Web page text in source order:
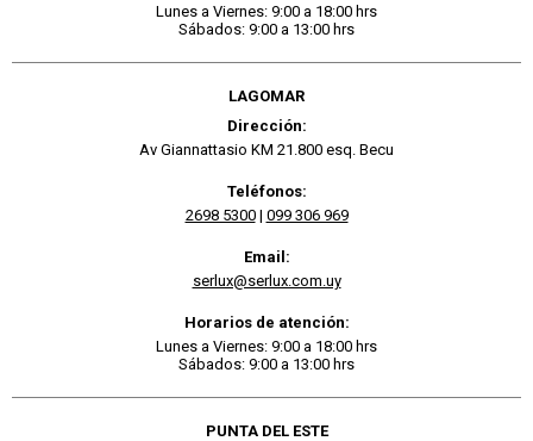
Lunes a Viernes: 9:00 a 18:00 hrs
Sábados: 9:00 a 13:00 hrs
LAGOMAR
Dirección:
Av Giannattasio KM 21.800 esq. Becu
Teléfonos:
2698 5300| 099 306 969
Email:
serlux@serlux.com.uy
Horarios de atención:
Lunes a Viernes: 9:00 a 18:00 hrs
Sábados: 9:00 a 13:00 hrs
PUNTA DEL ESTE